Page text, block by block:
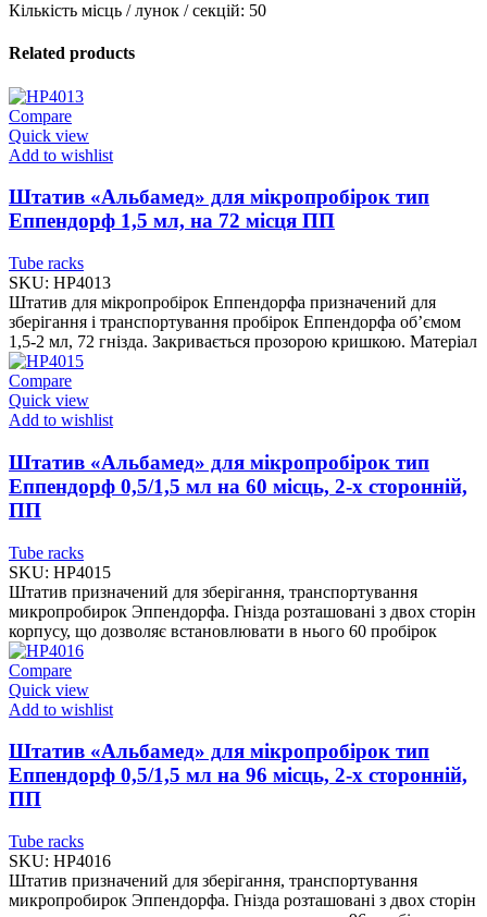
Кількість місць / лунок / секцій: 50
Related products
Compare
Quick view
Add to wishlist
Штатив «Альбамед» для мікропробірок тип
Еппендорф 1,5 мл, на 72 місця ПП
Tube racks
SKU: HP4013
Штатив для мікропробірок Еппендорфа призначений для
зберігання і транспортування пробірок Еппендорфа об’ємом
1,5-2 мл, 72 гнізда. Закривається прозорою кришкою. Матеріал
Compare
Quick view
Add to wishlist
Штатив «Альбамед» для мікропробірок тип
Еппендорф 0,5/1,5 мл на 60 місць, 2-х сторонній,
ПП
Tube racks
SKU: HP4015
Штатив призначений для зберігання, транспортування
микропробирок Эппендорфа. Гнізда розташовані з двох сторін
корпусу, що дозволяє встановлювати в нього 60 пробірок
Compare
Quick view
Add to wishlist
Штатив «Альбамед» для мікропробірок тип
Еппендорф 0,5/1,5 мл на 96 місць, 2-х сторонній,
ПП
Tube racks
SKU: HP4016
Штатив призначений для зберігання, транспортування
микропробирок Эппендорфа. Гнізда розташовані з двох сторін